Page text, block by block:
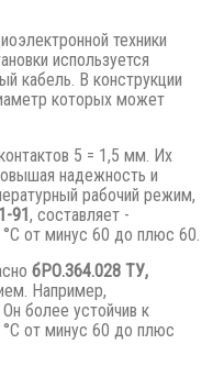
техники
используется
кабель. В конструкции
которых может
5 = 1,5 мм. Их
надежность и
рабочий режим,
91 , составляет -
от минус 60 до плюс 60.
бРО.364.028 ТУ,
Например,
Он более устойчив к
от минус 60 до плюс